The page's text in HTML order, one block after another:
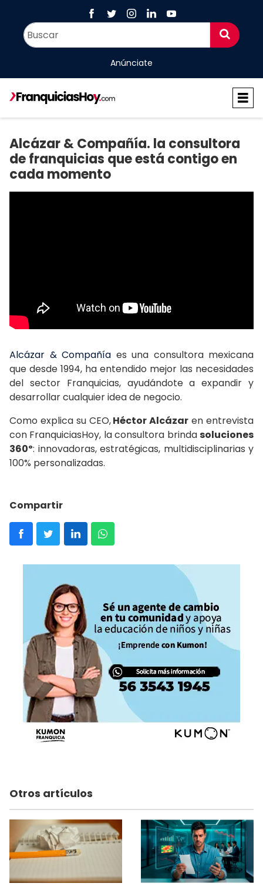
Anúnciate
Alcázar & Compañía. la consultora
de franquicias que está contigo en
cada momento
Alcázar & Compañía es una consultora mexicana
que desde 1994, ha entendido mejor las necesidades
del sector Franquicias, ayudándote a expandir y
desarrollar cualquier idea de negocio.
Como explica su CEO,Héctor Alcázar en entrevista
con FranquiciasHoy, la consultora brindasoluciones
360º: innovadoras, estratégicas, multidisciplinarias y
100% personalizadas.
Compartir
Otros artículos